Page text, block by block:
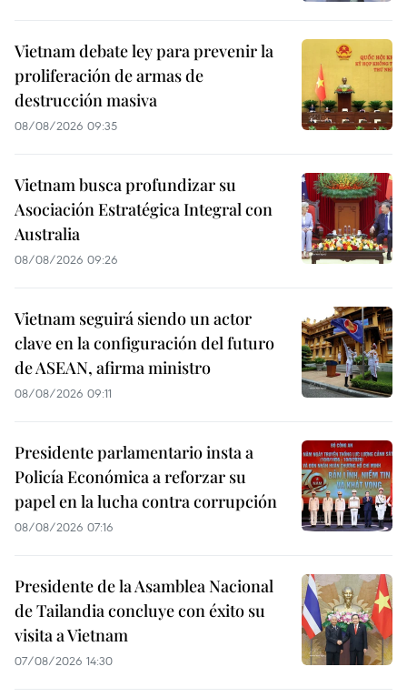
Vietnam debate ley para prevenir la
proliferación de armas de
destrucción masiva
08/08/2026 09:35
Vietnam busca profundizar su
Asociación Estratégica Integral con
Australia
08/08/2026 09:26
Vietnam seguirá siendo un actor
clave en la configuración del futuro
de ASEAN, afirma ministro
08/08/2026 09:11
Presidente parlamentario insta a
Policía Económica a reforzar su
papel en la lucha contra corrupción
08/08/2026 07:16
Presidente de la Asamblea Nacional
de Tailandia concluye con éxito su
visita a Vietnam
07/08/2026 14:30